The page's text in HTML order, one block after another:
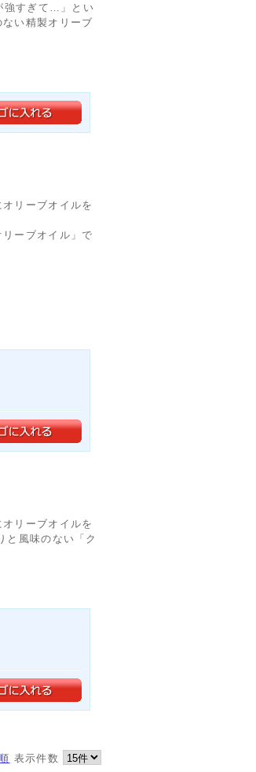
強すぎて…」とい
い精製オリーブ
リーブオイルを
ーブオイル」で
リーブオイルを
と風味のない「ク
表示件数